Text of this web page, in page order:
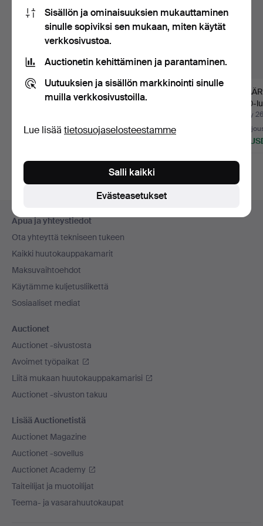
UPSEERIN SAPELI
TUPPELLA, George V,
12 tarjousta
SAPELI M/1893
TUPELLA, ratsuväen, E.
18 tarjousta
1800-
Myyty
16
148
Alatunnistenavigaatio
Apua ja yhteystiedot
Ota yhteyttä tekniseen tukeen
Kaikki huutokauppakamarit
Maksuvaihtoehdot
Käytämme kuljetusliikettä
Sosiaaliset mediat
Auctionet
Auctionet -sivustosta
Avoimet työpaikat
Liitä mukaan huutokauppakamarisi
Auctionet -sivuston takuu
Lisää Auctionetistä
Auctionet Magazine
Auctionet -sovellus
Auctionet Academy
Taiteilijat ja muotoilijat
Teema- ja vasarahuutokaupat
Sisällön ja ominaisuuksien mukauttaminen
sinulle sopiviksi sen mukaan, miten käytät
verkkosivustoa.
Auctionetin kehittäminen ja parantaminen.
Uutuuksien ja sisällön markkinointi sinulle
muilla verkkosivustoilla.
Lue lisää tietosuojaselosteestamme
Evästeasetukset
Salli kaikki